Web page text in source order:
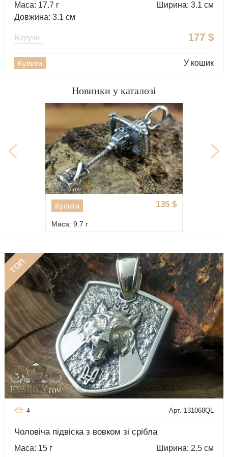
Маса: 17.7 г
Ширина: 3.1 см
Довжина: 3.1 см
177 $
Відгуки
Купити У кошик
Новинки у каталозі
243 $
Купити
Маса: 36 г
ТОП
Арт. 131068QL
4
Чоловіча підвіска з вовком зі срібла
Маса: 15 г
Ширина: 2.5 см